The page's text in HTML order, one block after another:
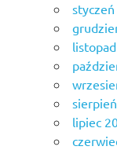
lipiec